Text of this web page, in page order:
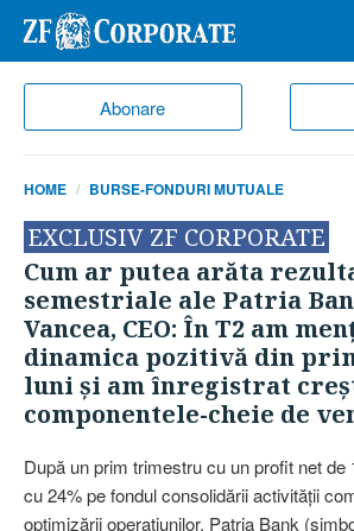
Abonare
HOME BURSE-FONDURI MUTUALE
EXCLUSIV ZF CORPORATE
Cum ar putea arăta
semestriale ale Patria
Vancea, CEO: În T2 am
dinamica pozitivă din
luni şi am înregistrat
componentele-cheie de
După un prim trimestru cu un profit net de
cu 24% pe fondul consolidării activităţii
optimizării operaţiunilor, Patria Bank